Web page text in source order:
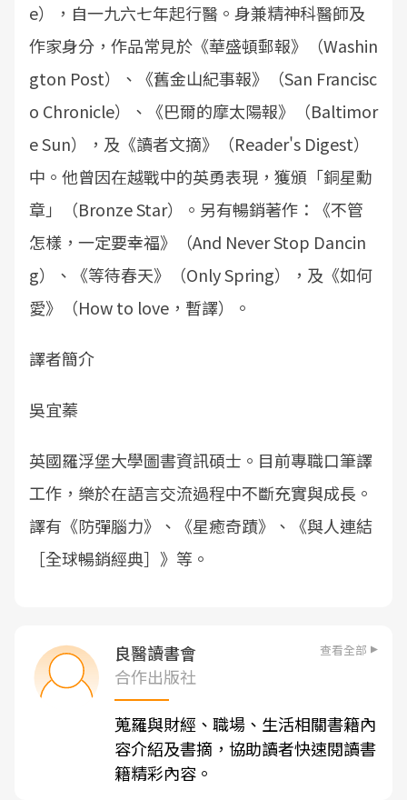
e），自一九六七年起行醫。身兼精神科醫師及
作家身分，作品常見於《華盛頓郵報》（Washin
gton Post）、《舊金山紀事報》（San Francisc
o Chronicle）、《巴爾的摩太陽報》（Baltimor
e Sun），及《讀者文摘》（Reader's Digest）
中。他曾因在越戰中的英勇表現，獲頒「銅星勳
章」（Bronze Star）。另有暢銷著作：《不管
怎樣，一定要幸福》（And Never Stop Dancin
g）、《等待春天》（Only Spring），及《如何
愛》（How to love，暫譯）。
譯者簡介
吳宜蓁
英國羅浮堡大學圖書資訊碩士。目前專職口筆譯
工作，樂於在語言交流過程中不斷充實與成長。
譯有《防彈腦力》、《星癒奇蹟》、《與人連結
［全球暢銷經典］》等。
良醫讀書會 查看全部
合作出版社
蒐羅與財經、職場、生活相關書籍內
容介紹及書摘，協助讀者快速閱讀書
籍精彩內容。